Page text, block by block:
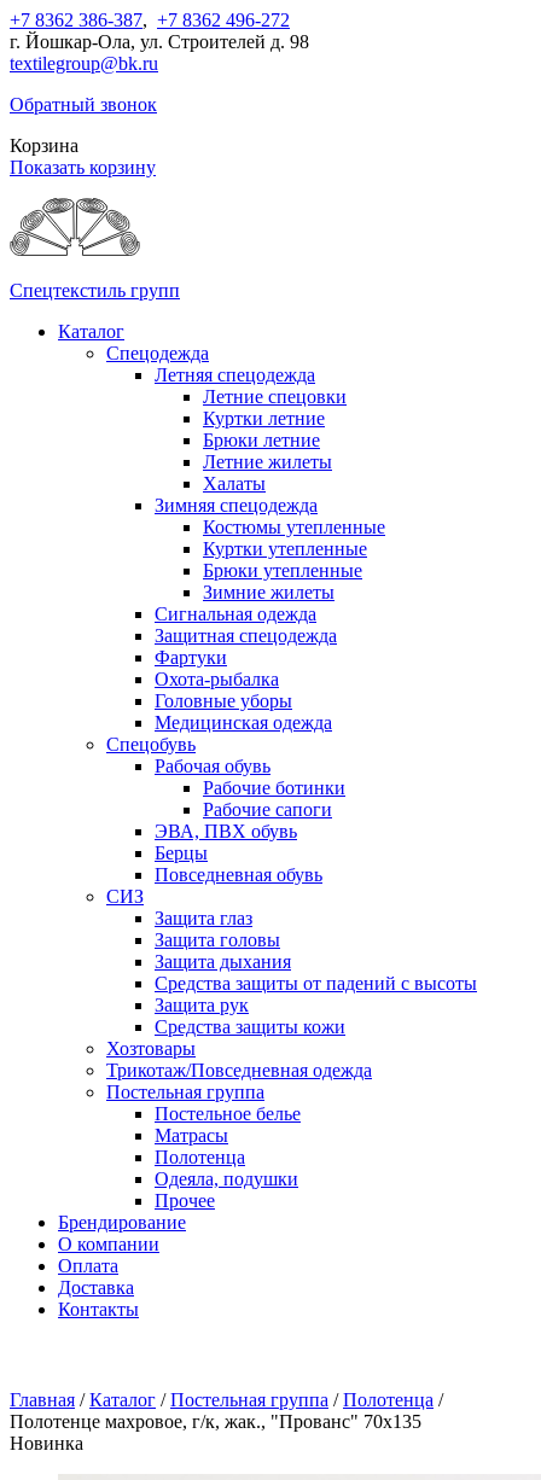
+7 8362 386-387, +7 8362 496-272
г. Йошкар-Ола, ул. Строителей д. 98
textilegroup@bk.ru
Обратный звонок
Корзина
Показать корзину
Спецтекстиль групп
Каталог
Спецодежда
Летняя спецодежда
Летние спецовки
Куртки летние
Брюки летние
Летние жилеты
Халаты
Зимняя спецодежда
Костюмы утепленные
Куртки утепленные
Брюки утепленные
Зимние жилеты
Сигнальная одежда
Защитная спецодежда
Фартуки
Охота-рыбалка
Головные уборы
Медицинская одежда
Спецобувь
Рабочая обувь
Рабочие ботинки
Рабочие сапоги
ЭВА, ПВХ обувь
Берцы
Повседневная обувь
СИЗ
Защита глаз
Защита головы
Защита дыхания
Средства защиты от падений с высоты
Защита рук
Средства защиты кожи
Хозтовары
Трикотаж/Повседневная одежда
Постельная группа
Постельное белье
Матрасы
Полотенца
Одеяла, подушки
Прочее
Брендирование
О компании
Оплата
Доставка
Контакты
Главная / Каталог / Постельная группа / Полотенца /
Полотенце махровое, г/к, жак., "Прованс" 70х135
Новинка